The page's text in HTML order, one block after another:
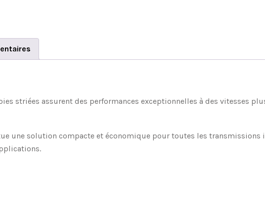
striées assurent des performances exceptionnelles à des vitesses
une solution compacte et économique pour toutes les